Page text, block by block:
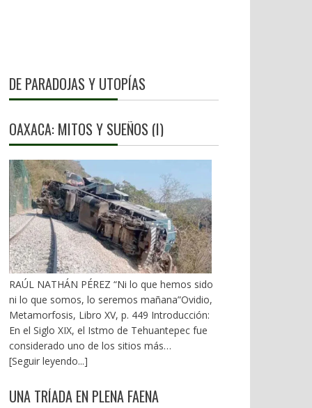
DE PARADOJAS Y UTOPÍAS
OAXACA: MITOS Y SUEÑOS (I)
RAÚL NATHÁN PÉREZ “Ni lo que hemos sido
ni lo que somos, lo seremos mañana”Ovidio,
Metamorfosis, Libro XV, p. 449 Introducción:
En el Siglo XIX, el Istmo de Tehuantepec fue
considerado uno de los sitios más
estratégicos a nivel mundial. En la mira de los
emanados del PRI iniciaron una serie de
[Seguir leyendo...]
UNA TRÍADA EN PLENA FAENA